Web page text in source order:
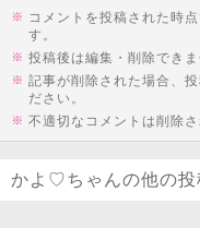
コメントを投稿された時
す。
投稿後は編集・削除できま
記事が削除された場合、
ださい。
不適切なコメントは削除さ
かよ♡ちゃんの他の投